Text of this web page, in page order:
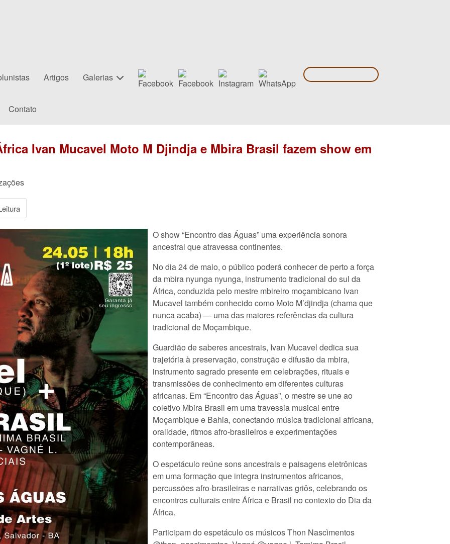
Artigos Galerias
Contato
Ivan Mucavel Moto M Djindja e Mbira Brasil fazem show em
O show “Encontro das Águas” uma experiência sonora
ancestral que atravessa continentes.
No dia 24 de maio, o público poderá conhecer de perto a força
da mbira nyunga nyunga, instrumento tradicional do sul da
África, conduzida pelo mestre mbireiro moçambicano Ivan
Mucavel também conhecido como Moto M’djindja (chama que
nunca acaba) — uma das maiores referências da cultura
tradicional de Moçambique.
Guardião de saberes ancestrais, Ivan Mucavel dedica sua
trajetória à preservação, construção e difusão da mbira,
instrumento sagrado presente em celebrações, rituais e
transmissões de conhecimento em diferentes culturas
africanas. Em “Encontro das Águas”, o mestre se une ao
coletivo Mbira Brasil em uma travessia musical entre
Moçambique e Bahia, conectando música tradicional africana,
oralidade, ritmos afro-brasileiros e experimentações
contemporâneas.
O espetáculo reúne sons ancestrais e paisagens eletrônicas
em uma formação que integra instrumentos africanos,
percussões afro-brasileiras e narrativas griôs, celebrando os
encontros culturais entre África e Brasil no contexto do Dia da
África.
Participam do espetáculo os músicos Thon Nascìmentos